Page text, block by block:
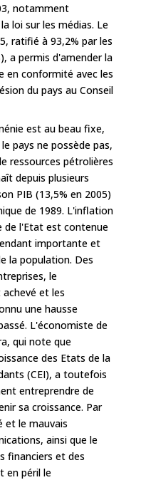
notamment
loi sur les médias. Le
ratifié à 93,2% par les
a permis d'amender la
en conformité avec les
du pays au Conseil
est au beau fixe,
pays ne possède pas,
ressources pétrolières
depuis plusieurs
PIB (13,5% en 2005)
de 1989. L'inflation
de l'Etat est contenue
importante et
la population. Des
le
et les
une hausse
L'économiste de
qui note que
des Etats de la
(CEI), a toutefois
entreprendre de
sa croissance. Par
et le mauvais
ainsi que le
financiers et des
en péril le